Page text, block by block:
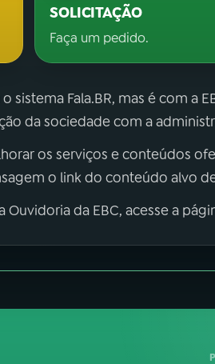
SOLICITAÇÃO
Faça um pedido.
sistema Fala.BR, mas é com a
da sociedade com a
os serviços e conteúdos
o link do conteúdo alvo
Ouvidoria da EBC, acesse a